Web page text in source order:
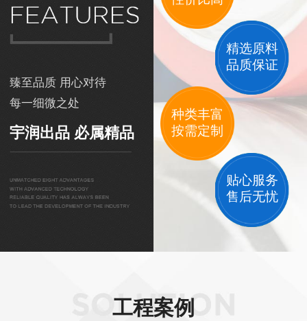
臻至品质 用心对待
每一细微之处
宇润出品 必属精品
精选原料
品质保证
种类丰富
按需定制
贴心服务
售后无忧
工程案例